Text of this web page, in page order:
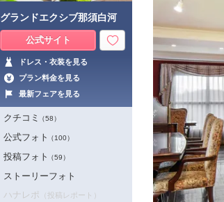
グランドエクシブ那須白河
公式サイト
ドレス・衣装を見る
プラン料金を見る
最新フェアを見る
クチコミ （58）
公式フォト （100）
投稿フォト （59）
ストーリーフォト
ハナレポ （投稿レポート）